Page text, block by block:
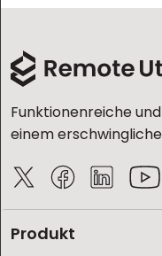
Funktionenreiche
einem
Produkt